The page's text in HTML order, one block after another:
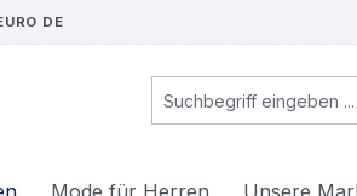
DE
Mode für Herren Unsere